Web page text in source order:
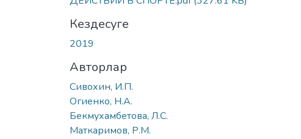
Кездесуге
2019
Авторлар
Сивохин, И.П.
Огиенко, Н.А.
Бекмухамбетова, Л.С.
Маткаримов, Р.М.